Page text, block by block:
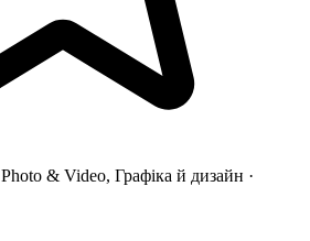
Photo & Video, Графіка й дизайн ·